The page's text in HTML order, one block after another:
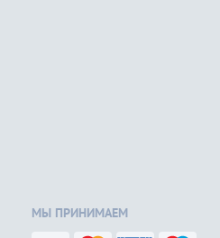
МЫ ПРИНИМАЕМ